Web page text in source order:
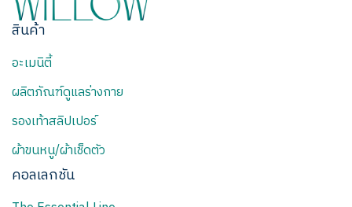
สินค้า
อะเมนิตี้
ผลิตภัณฑ์ดูแลร่างกาย
รองเท้าสลิปเปอร์
ผ้าขนหนู/ผ้าเช็ดตัว
คอลเลกชัน